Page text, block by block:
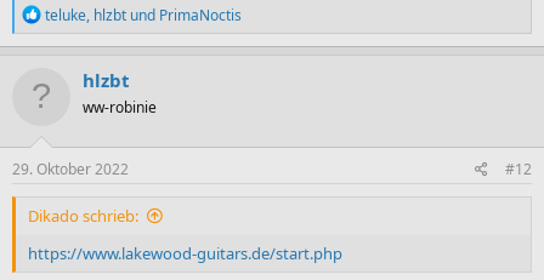
R
e
a
t
n
e
:
teluke, hlzbt und PrimaNoctis
hlzbt
ww-robinie
29. Oktober 2022 #12
Dikado schrieb:
https://www.lakewood-guitars.de/start.php